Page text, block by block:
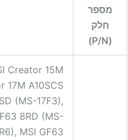
מספר
חלק
(P/N)
Creator 15M
17M A10SCS
(MS-17F3),
8RD (MS-
MSI GF63